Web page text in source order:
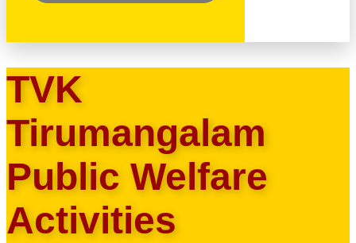
TVK
Tirumangalam
Public Welfare
Activities